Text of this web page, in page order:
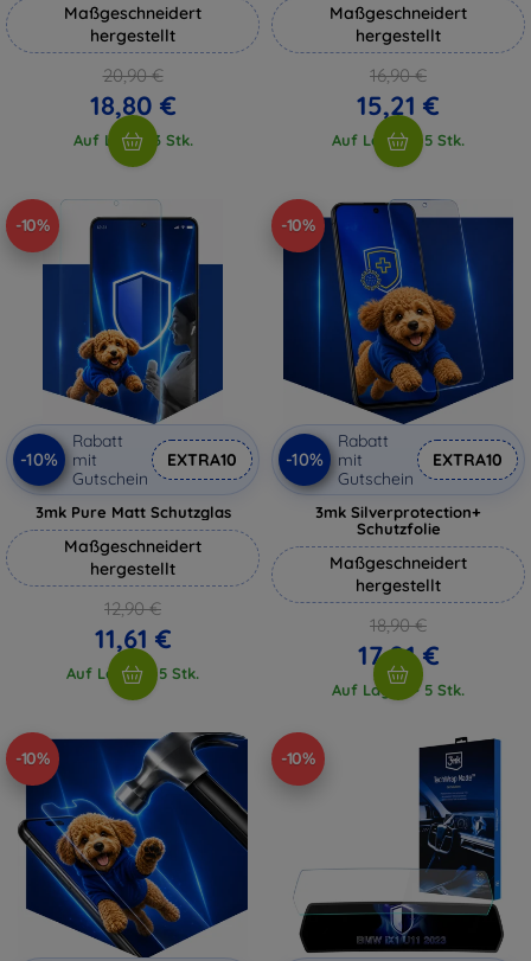
Maßgeschneidert
hergestellt
20,90 €
18,80 €
Auf Lager 3 Stk.
Maßgeschneidert
hergestellt
16,90 €
15,21 €
Auf Lager > 5 Stk.
-10%
-10%
Rabatt
mit
Gutschein
EXTRA10
3mk Pure Matt Schutzglas
Maßgeschneidert
hergestellt
12,90 €
11,61 €
Auf Lager > 5 Stk.
-10%
-10%
Rabatt
mit
Gutschein
EXTRA10
3mk Silverprotection+
Schutzfolie
Maßgeschneidert
hergestellt
18,90 €
17,01 €
Auf Lager > 5 Stk.
-10% -10%